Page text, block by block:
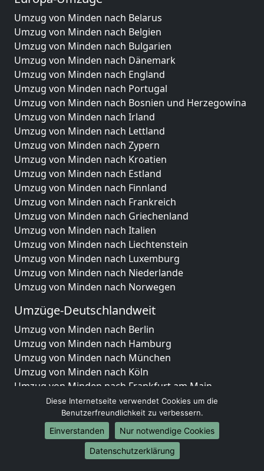
Umzug von Minden nach Belarus
Umzug von Minden nach Belgien
Umzug von Minden nach Bulgarien
Umzug von Minden nach Dänemark
Umzug von Minden nach England
Umzug von Minden nach Portugal
Umzug von Minden nach Bosnien und Herzegowina
Umzug von Minden nach Irland
Umzug von Minden nach Lettland
Umzug von Minden nach Zypern
Umzug von Minden nach Kroatien
Umzug von Minden nach Estland
Umzug von Minden nach Finnland
Umzug von Minden nach Frankreich
Umzug von Minden nach Griechenland
Umzug von Minden nach Italien
Umzug von Minden nach Liechtenstein
Umzug von Minden nach Luxemburg
Umzug von Minden nach Niederlande
Umzug von Minden nach Norwegen
Umzüge-Deutschlandweit
Umzug von Minden nach Berlin
Umzug von Minden nach Hamburg
Umzug von Minden nach München
Umzug von Minden nach Köln
Umzug von Minden nach Frankfurt am Main
Umzug von Minden nach Stuttgart
Umzug von Minden nach Düsseldorf
Umzug von Minden nach Leipzig
Umzug von Minden nach Dortmund
Umzug von Minden nach Essen
Diese Internetseite verwendet Cookies um die
Benutzerfreundlichkeit zu verbessern.
Einverstanden
Nur notwendige Cookies
Datenschutzerklärung